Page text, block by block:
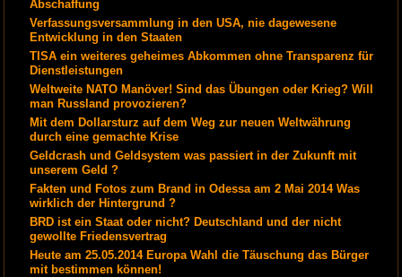
Abschaffung
Verfassungsversammlung in den USA, nie dagewesene
Entwicklung in den Staaten
TISA ein weiteres geheimes Abkommen ohne Transparenz für
Dienstleistungen
Weltweite NATO Manöver! Sind das Übungen oder Krieg? Will
man Russland provozieren?
Mit dem Dollarsturz auf dem Weg zur neuen Weltwährung
durch eine gemachte Krise
Geldcrash und Geldsystem was passiert in der Zukunft mit
unserem Geld ?
Fakten und Fotos zum Brand in Odessa am 2 Mai 2014 Was
wirklich der Hintergrund ?
BRD ist ein Staat oder nicht? Deutschland und der nicht
gewollte Friedensvertrag
Heute am 25.05.2014 Europa Wahl die Täuschung das Bürger
mit bestimmen können!